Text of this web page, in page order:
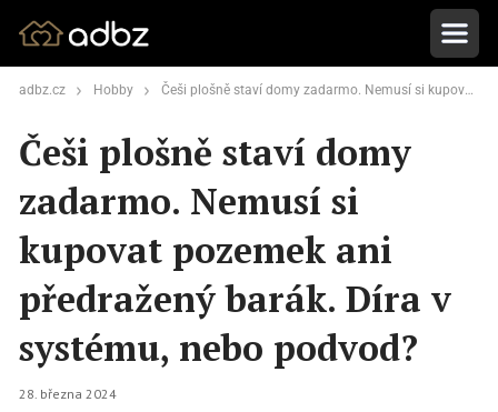
adbz.cz Hobby Češi plošně staví domy zadarmo. Nemusí si kupovat pozemek ani předražený barák. Díra v systému, nebo podvod?
Češi plošně staví domy
zadarmo. Nemusí si
kupovat pozemek ani
předražený barák. Díra v
systému, nebo podvod?
28. března 2024